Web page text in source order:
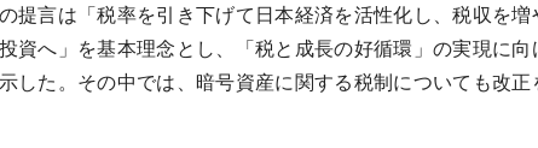
提言は「税率を引き下げて日本経済を活性化し、税収を
資へ」を基本理念とし、「税と成長の好循環」の実現に向
した。その中では、暗号資産に関する税制についても改正